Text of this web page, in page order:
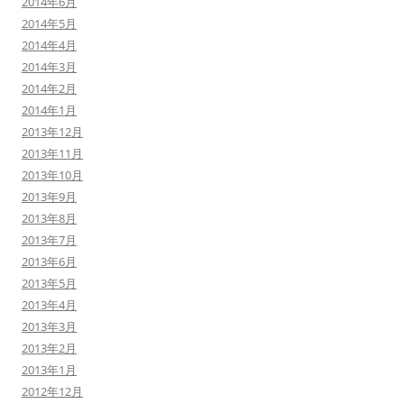
2014年5月
2014年4月
2014年3月
2014年2月
2014年1月
2013年12月
2013年11月
2013年10月
2013年9月
2013年8月
2013年7月
2013年6月
2013年5月
2013年4月
2013年3月
2013年2月
2013年1月
2012年12月